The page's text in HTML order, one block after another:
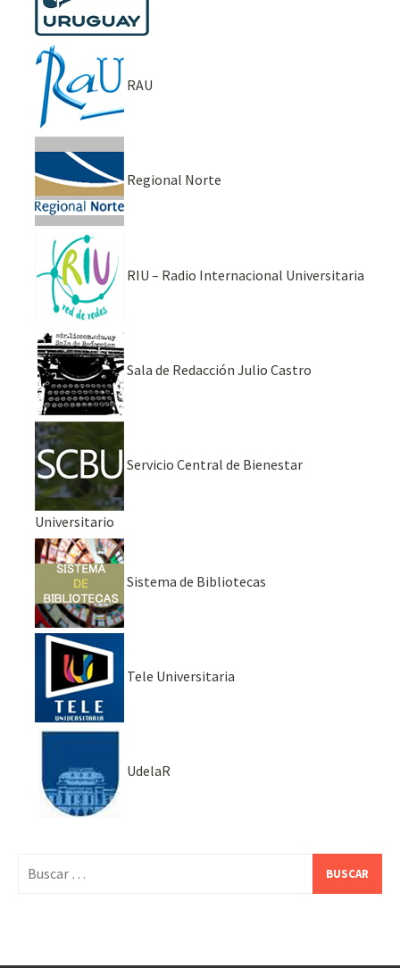
RAU
Regional Norte
RIU – Radio Internacional Universitaria
Sala de Redacción Julio Castro
Servicio Central de Bienestar
Universitario
Sistema de Bibliotecas
Tele Universitaria
UdelaR